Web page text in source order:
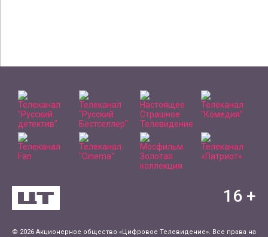
© 2026 Акционерное общество «Цифровое Телевидение». Все права на
16 +